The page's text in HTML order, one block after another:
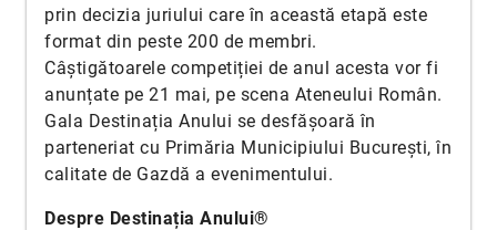
prin decizia juriului care în această etapă este
format din peste 200 de membri.
Câștigătoarele competiției de anul acesta vor fi
anunțate pe 21 mai, pe scena Ateneului Român.
Gala Destinația Anului se desfășoară în
parteneriat cu Primăria Municipiului București, în
calitate de Gazdă a evenimentului.
Despre Destinația Anului®